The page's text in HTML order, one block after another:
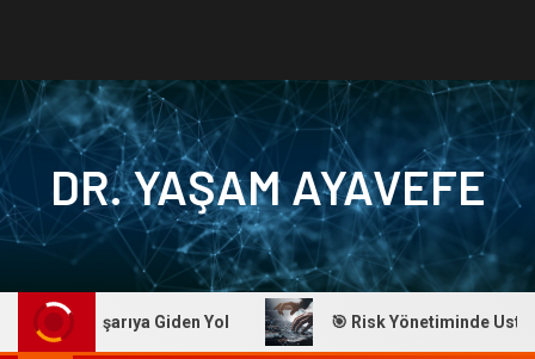
DR. YAŞAM AYAVEFE
Başarıya Giden Yol 🎯 Risk Yönetiminde Ustalık: